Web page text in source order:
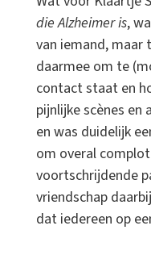
die Alzheimer is,
van iemand, maar
daarmee om te
contact staat en
pijnlijke scènes en
en was duidelijk
om overal
voortschrijdende
vriendschap
dat iedereen op